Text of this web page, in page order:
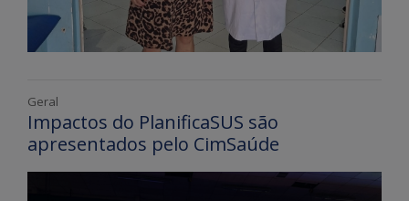
Geral
Impactos do PlanificaSUS são
apresentados pelo CimSaúde